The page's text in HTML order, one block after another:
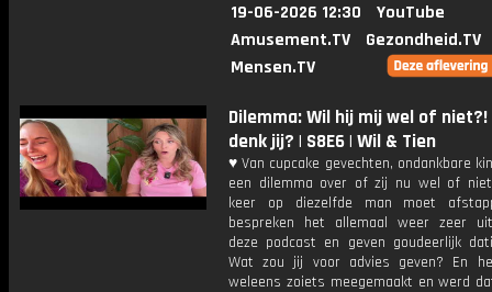
19-06-2026 12:30
YouTube
Amusement.TV
Gezondheid.TV
Mensen.TV
Dilemma: Wil hij mij wel of
denk jij? | S8E6 | Wil & Tien
♥ Van cupcake gevechten, ondankbare
een dilemma over of zij nu wel of
keer op diezelfde man moet
bespreken het allemaal weer zeer
deze podcast en geven goudeerlijk
Wat zou jij voor advies geven? En
weleens zoiets meegemaakt en werd